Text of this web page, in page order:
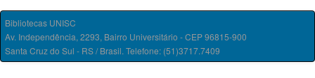
Bibliotecas UNISC
Av. Independência, 2293, Bairro Universitário - CEP 96815-900
Santa Cruz do Sul - RS / Brasil. Telefone: (51)3717.7409